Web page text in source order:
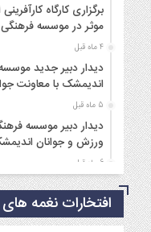
برگزاری کارگاه
موثر در موسسه
4 ماه قبل
دیدار دبیر جدید
اندیمشک با معاونت
5 ماه قبل
دیدار دبیر موسسه
ورزش و جوانان
6 ماه قبل
مراسم دورهمی
نیمه شعبان و دهه
6 ماه قبل
افتخارات نغمه